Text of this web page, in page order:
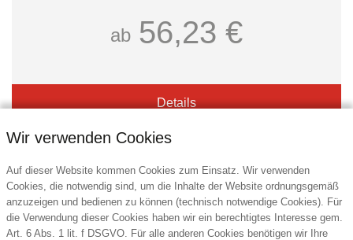
ab 56,23 €
Details
Wir verwenden Cookies
Auf dieser Website kommen Cookies zum Einsatz. Wir verwenden
Cookies, die notwendig sind, um die Inhalte der Website ordnungsgemäß
anzuzeigen und bedienen zu können (technisch notwendige Cookies). Für
die Verwendung dieser Cookies haben wir ein berechtigtes Interesse gem.
Art. 6 Abs. 1 lit. f DSGVO. Für alle anderen Cookies benötigen wir Ihre